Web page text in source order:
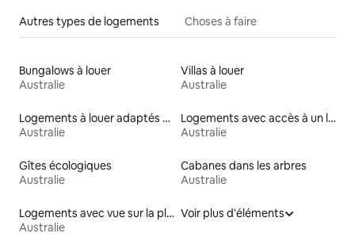
Autres types de logements Choses à faire
Bungalows à louer
Australie
Villas à louer
Australie
Logements à louer adaptés aux animaux
Australie
Logements avec accès à un lac
Australie
Gîtes écologiques
Australie
Cabanes dans les arbres
Australie
Logements avec vue sur la plage
Australie
Voir plus d'éléments